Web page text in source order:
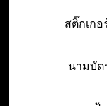
สติ๊กเกอ
นามบัต